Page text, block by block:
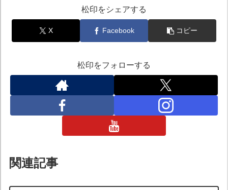
松印をシェアする
X Facebook コピー
松印をフォローする
関連記事